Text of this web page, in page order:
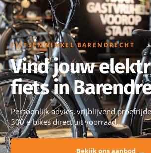
FIETSENWINKEL BARENDRECHT
Vind jouw
fiets in
Persoonlijk advies, vrijblijvend
300 e-bikes direct uit voorraad.
Bekijk ons aanbod